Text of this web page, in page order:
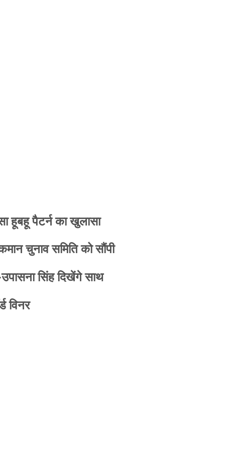
हूबहू पैटर्न का खुलासा
चुनाव समिति को सौंपी
उपासना सिंह दिखेंगे साथ
विनर